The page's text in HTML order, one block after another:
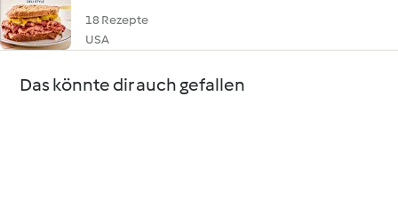
18 Rezepte
USA
Das könnte dir auch gefallen